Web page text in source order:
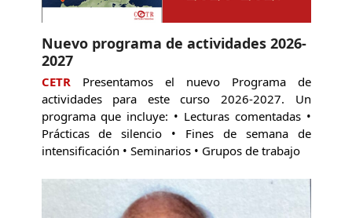
Nuevo programa de actividades 2026-
2027
CETRPresentamos el nuevo Programa de
actividades para este curso 2026-2027. Un
programa que incluye: • Lecturas comentadas •
Prácticas de silencio • Fines de semana de
intensificación • Seminarios • Grupos de trabajo